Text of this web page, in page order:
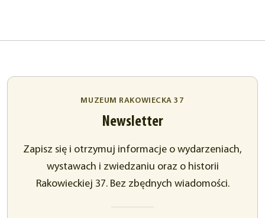
MUZEUM RAKOWIECKA 37
Newsletter
Zapisz się i otrzymuj informacje o wydarzeniach,
wystawach i zwiedzaniu oraz o historii
Rakowieckiej 37. Bez zbędnych wiadomości.